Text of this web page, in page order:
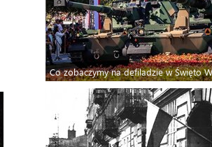
Co zobaczymy na defiladzie w Święto